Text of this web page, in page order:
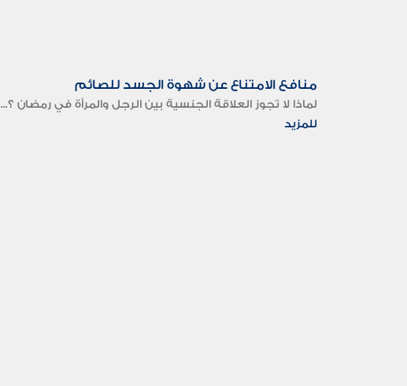
منافع الامتناع عن شهوة الجسد للصائم
لماذا لا تجوز العلاقة الجنسية بين الرجل والمرأة في رمضان ؟...
للمزيد